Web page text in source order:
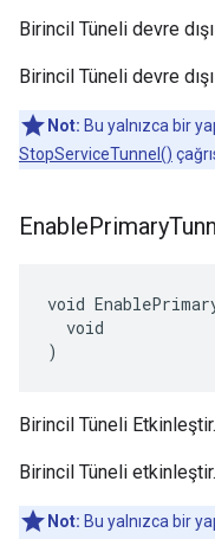
Birincil Tüneli devre dışı
Birincil Tüneli devre dışı
Not: Bu yalnızca bir
StopServiceTunnel()
EnablePrimary
void
  void
)
Birincil Tüneli Etkinleştir.
Birincil Tüneli etkinleştir.
Not: Bu yalnızca bir